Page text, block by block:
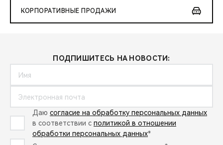
КОРПОРАТИВНЫЕ ПРОДАЖИ
ПОДПИШИТЕСЬ НА НОВОСТИ:
Даю согласие на обработку персональных данных
в соответствии с политикой в отношении
обработки персональных данных*